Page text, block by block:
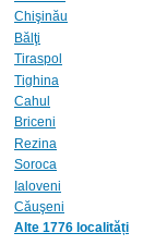
Chişinău
Bălţi
Tiraspol
Tighina
Cahul
Briceni
Rezina
Soroca
Ialoveni
Căuşeni
Alte 1776 localități